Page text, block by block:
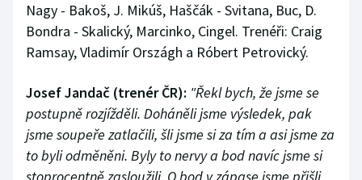
Nagy - Bakoš, J. Mikúš, Haščák - Svitana, Buc, D.
Bondra - Skalický, Marcinko, Cingel. Trenéři: Craig
Ramsay, Vladimír Országh a Róbert Petrovický.
Josef Jandač (trenér ČR): "Řekl bych, že jsme se
postupně rozjížděli. Doháněli jsme výsledek, pak
jsme soupeře zatlačili, šli jsme si za tím a asi jsme za
to byli odměněni. Byly to nervy a bod navíc jsme si